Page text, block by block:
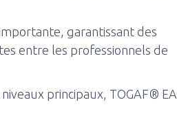
garantissant des
entre les professionnels de
principaux, TOGAF® EA